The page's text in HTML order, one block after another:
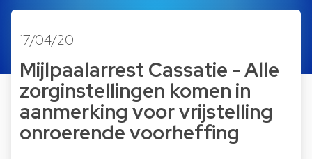
17/04/20
Mijlpaalarrest Cassatie - Alle
zorginstellingen komen in
aanmerking voor vrijstelling
onroerende voorheffing